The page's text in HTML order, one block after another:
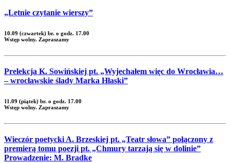
„Letnie czytanie wierszy”
10.09 (czwartek) br. o godz. 17.00
Wstęp wolny. Zapraszamy
Prelekcja K. Sowińskiej pt. „Wyjechałem więc do Wrocławia…
– wrocławskie ślady Marka Hłaski”
11.09 (piątek) br. o godz. 17.00
Wstęp wolny. Zapraszamy
Wieczór poetycki A. Brzeskiej pt. „Teatr słowa” połączony z
premierą tomu poezji pt. „Chmury tarzają się w dolinie”
Prowadzenie: M. Bradke